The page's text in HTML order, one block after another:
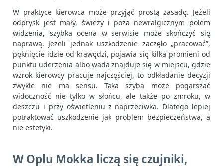
W praktyce kierowca może przyjąć prostą zasadę. Jeżeli
odprysk jest mały, świeży i poza newralgicznym polem
widzenia, szybka ocena w serwisie może skończyć się
naprawą. Jeżeli jednak uszkodzenie zaczęło „pracować”,
pęknięcie idzie od krawędzi, pojawia się kilka promieni od
punktu uderzenia albo wada znajduje się w miejscu, gdzie
wzrok kierowcy pracuje najczęściej, to odkładanie decyzji
zwykle nie ma sensu. Taka szyba może pogarszać
widoczność nie tylko w słońcu, ale także po zmroku, w
deszczu i przy oświetleniu z naprzeciwka. Dlatego lepiej
potraktować uszkodzenie jak problem bezpieczeństwa, a
nie estetyki.
W Oplu Mokka liczą się czujniki,